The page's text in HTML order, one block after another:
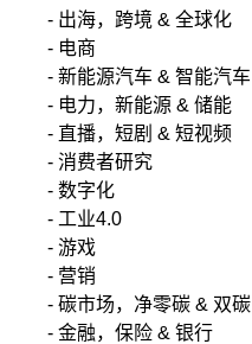
海，跨境 & 全球化
电商
能源汽车 & 智能汽车
力，新能源 & 储能
播，短剧 & 短视频
费者研究
数字化
业4.0
游戏
营销
市场，净零碳 & 双碳
融，保险 & 银行